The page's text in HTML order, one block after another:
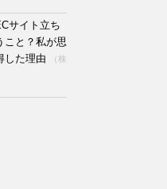
サイト立ち
こと？私が思
した理由
（株